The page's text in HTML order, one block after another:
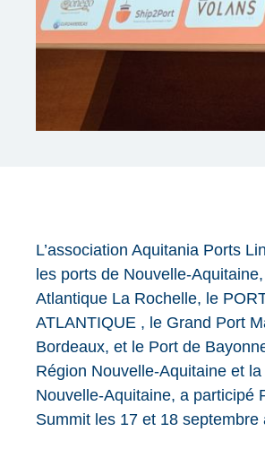
L’association Aquitania Ports
les ports de Nouvelle-
Atlantique La Rochelle, le
ATLANTIQUE , le Grand Port
Bordeaux, et le Port de
Région Nouvelle-Aquitaine et la
Nouvelle-Aquitaine, a participé
Summit les 17 et 18 septembre